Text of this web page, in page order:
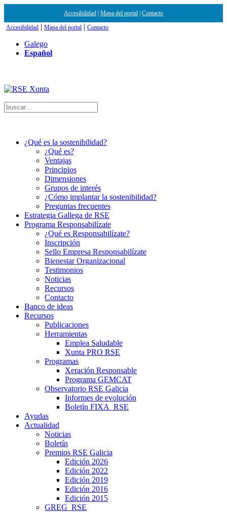
Accesibilidad Mapa del portal Contacto
Accesibilidad | Mapa del portal | Contacto
Galego
Español
¿Qué es la sostenibilidad?
¿Qué es?
Ventajas
Principios
Dimensiones
Grupos de interés
¿Cómo implantar la sostenibilidad?
Preguntas frecuentes
Estrategia Gallega de RSE
Programa Responsabilízate
¿Qué es Responsabilízate?
Inscripción
Sello Empresa Responsabilízate
Bienestar Organizacional
Testimonios
Noticias
Recursos
Contacto
Banco de ideas
Recursos
Publicaciones
Herramientas
Emplea Saludable
Xunta PRO RSE
Programas
Xeración Responsable
Programa GEMCAT
Observatorio RSE Galicia
Informes de evolución
Boletín FIXA_RSE
Ayudas
Actualidad
Noticias
Boletín
Premios RSE Galicia
Edición 2026
Edición 2022
Edición 2019
Edición 2016
Edición 2015
GREG_RSE